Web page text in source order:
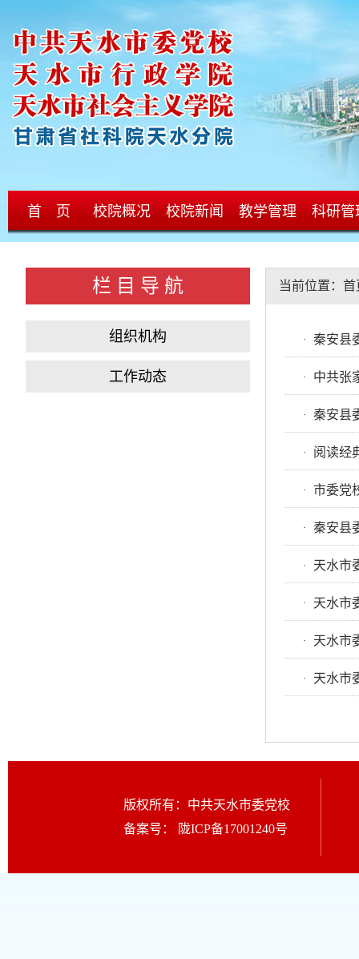
首 页 校院概况 校院新闻 教学管理 科研管
栏 目 导 航
组织机构
工作动态
当前位置： 首
· 秦安县
· 中共张
· 秦安县
· 阅读经
· 市委党
· 秦安县
· 天水市
· 天水市
· 天水市
· 天水市
版权所有：中共天水市委党校
备案号：
陇ICP备17001240号